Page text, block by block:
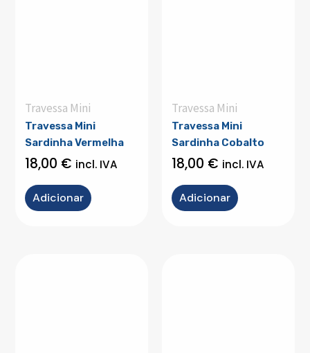
Travessa Mini
Travessa Mini
Sardinha Vermelha
18,00 € incl. IVA
Adicionar
Travessa Mini
Travessa Mini
Sardinha Cobalto
18,00 € incl. IVA
Adicionar